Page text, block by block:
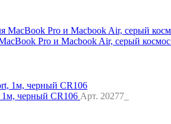
Pro и Macbook Air, серый космос
черный CR106 Арт. 20277_